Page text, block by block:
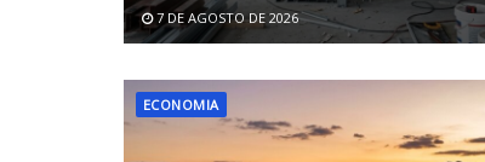
7 DE AGOSTO DE 2026
ECONOMIA